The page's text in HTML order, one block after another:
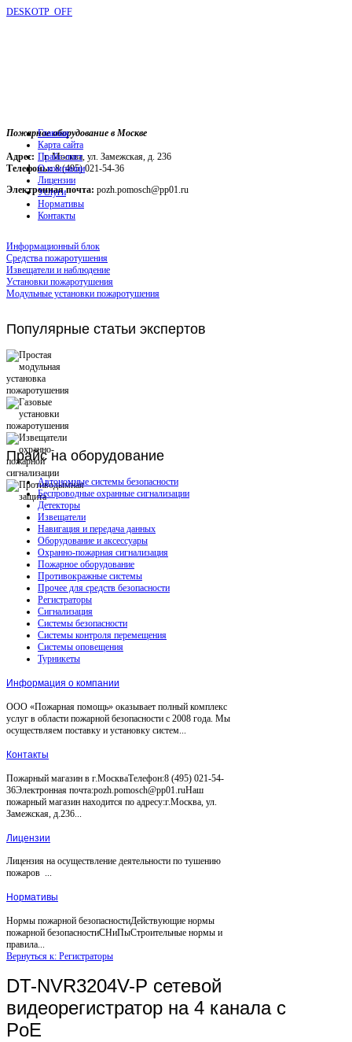
DESKOTP_OFF
Пожарное оборудование в Москве
Адрес: г. Москва, ул. Замежская, д. 236
Телефоны:8 (495) 021-54-36
Электронная почта: pozh.pomosch@pp01.ru
Главная
Карта сайта
Прайс-лист
О компании
Лицензии
Услуги
Нормативы
Контакты
Информационный блок
Средства пожаротушения
Извещатели и наблюдение
Установки пожаротушения
Модульные установки пожаротушения
Популярные статьи экспертов
Прайсна оборудование
Автономные системы безопасности
Беспроводные охранные сигнализации
Детекторы
Извещатели
Навигация и передача данных
Оборудование и аксессуары
Охранно-пожарная сигнализация
Пожарное оборудование
Противокражные системы
Прочее для средств безопасности
Регистраторы
Сигнализация
Системы безопасности
Системы контроля перемещения
Системы оповещения
Турникеты
Информация о компании
ООО «Пожарная помощь» оказывает полный комплекс
услуг в области пожарной безопасности с 2008 года. Мы
осуществляем поставку и установку систем...
Контакты
Пожарный магазин в г.МоскваТелефон:8 (495) 021-54-
36Электронная почта:pozh.pomosch@pp01.ruНаш
пожарный магазин находится по адресу:г.Москва, ул.
Замежская, д.236...
Лицензии
Лицензия на осуществление деятельности по тушению
пожаров ...
Нормативы
Нормы пожарной безопасностиДействующие нормы
пожарной безопасностиСНиПыСтроительные нормы и
правила...
Вернуться к: Регистраторы
DT-NVR3204V-P сетевой
видеорегистратор на 4 канала c
PoE